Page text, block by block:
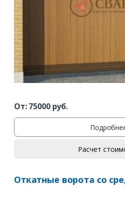
От:75000руб.
Расчет
Откатные ворота со